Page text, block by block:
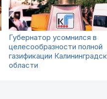
Губернатор усомнился в
целесообразности полной
газификации
области